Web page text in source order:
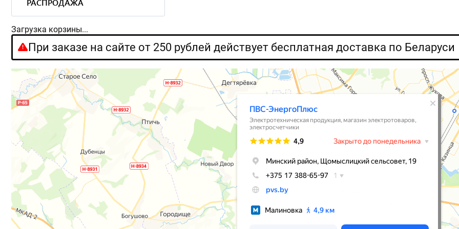
Загрузка корзины...
При заказе на сайте от 250 рублей действует бесплатная доставка по Беларуси